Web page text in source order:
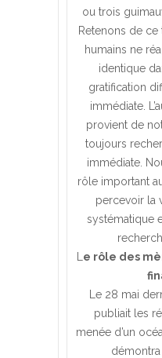
ou trois
Retenons de
humains ne
identique
gratification
immédiate.
provient de
toujours
immédiate.
rôle important
percevoir la
systématique
e rôle des
Le 28 mai
publiait les
menée d’un